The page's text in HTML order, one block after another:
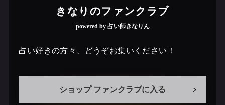
きなりのファンクラブ
powered by 占い師きなりん
占い好きの方々、どうぞお集いください！
ショップ ファンクラブに入る